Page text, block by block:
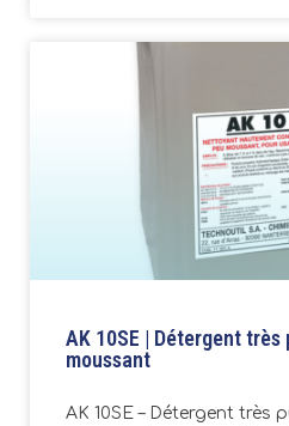
AK 10SE | Détergent très
moussant
AK 10SE – Détergent très